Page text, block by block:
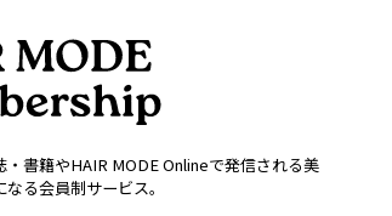
書籍やHAIR MODE Onlineで発信される美
る会員制サービス。